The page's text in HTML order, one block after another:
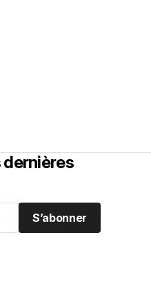
dernières
S’abonner
S’abonner